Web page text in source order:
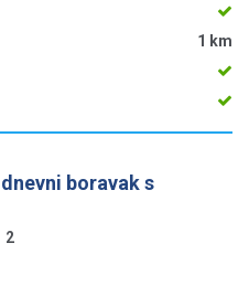
1 km
boravak s
2